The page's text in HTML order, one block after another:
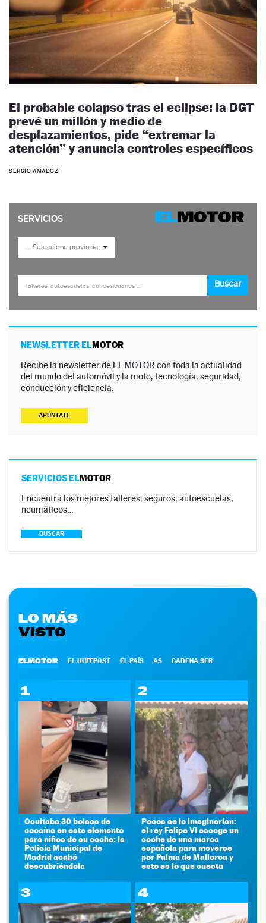
El probable colapso tras el eclipse: la DGT
prevé un millón y medio de
desplazamientos, pide “extremar la
atención” y anuncia controles específicos
SERGIO AMADOZ
NEWSLETTER ELMOTOR
Recibe la newsletter de EL MOTOR con toda la actualidad
del mundo del automóvil y la moto, tecnología, seguridad,
conducción y eficiencia.
APÚNTATE
SERVICIOS ELMOTOR
Encuentra los mejores talleres, seguros, autoescuelas,
neumáticos…
BUSCAR
LO MÁS
VISTO
ELMOTOR EL HUFFPOST EL PAÍS AS CADENA SER
1
Ocultaba 30 bolsas de
cocaína en este elemento
para niños de su coche: la
Policía Municipal de
Madrid acabó
descubriéndola
2
Pocos se lo imaginarían:
el rey Felipe VI escoge un
coche de una marca
española para moverse
por Palma de Mallorca y
esto es lo que cuesta
3 4